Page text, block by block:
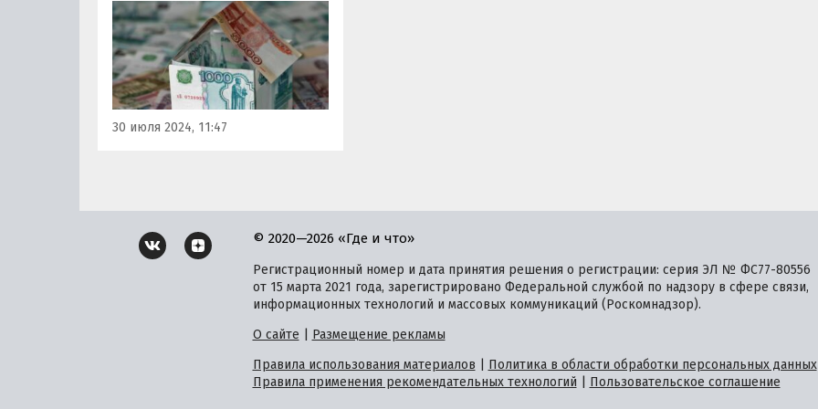
вкладам. Как следует из
информации на официальном
сайте банка, речь идет о
двухмесячных вкладах.
30 июля 2024, 11:47
© 2020—2026 «Где и что»
Регистрационный номер и дата принятия решения о регистрации: серия ЭЛ № ФС77-80556
от 15 марта 2021 года, зарегистрировано Федеральной службой по надзору в сфере связи,
информационных технологий и массовых коммуникаций (Роскомнадзор).
О сайте
Размещение рекламы
Правила использования материалов
Политика в области обработки персональных данных|
Правила применения рекомендательных технологий
Пользовательское соглашение